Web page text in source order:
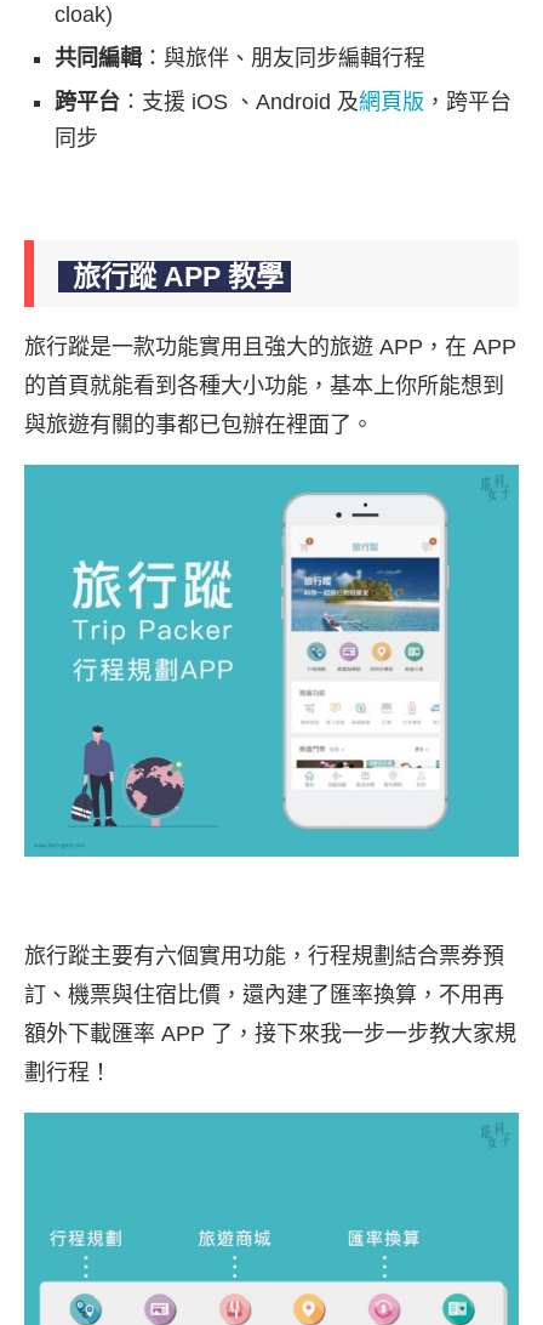
cloak)
共同編輯 ：與旅伴、朋友同步編輯行程
跨平台 ：支援 iOS 、Android 及網頁版 ，跨平台
同步
旅行蹤 APP 教學
旅行蹤是一款功能實用且強大的旅遊 APP，在 APP
的首頁就能看到各種大小功能，基本上你所能想到
與旅遊有關的事都已包辦在裡面了。
旅行蹤主要有六個實用功能，行程規劃結合票券預
訂、機票與住宿比價，還內建了匯率換算，不用再
額外下載匯率 APP 了，接下來我一步一步教大家規
劃行程！